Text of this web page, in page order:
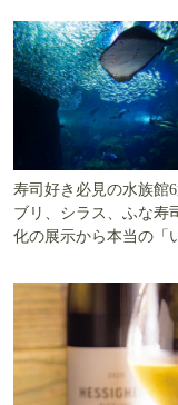
寿司好き必見の水族館
ブリ、シラス、ふな寿
化の展示から本当の「